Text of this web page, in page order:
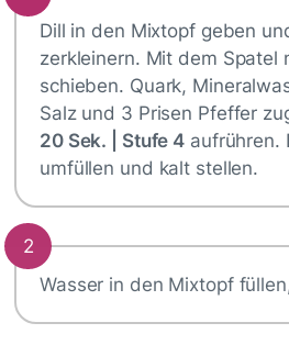
Dill in den Mixtopf geben
zerkleinern. Mit dem Spatel
schieben. Quark,
Salz und 3 Prisen Pfeffer
20 Sek. | Stufe 4 aufrühren.
umfüllen und kalt stellen.
2
Wasser in den Mixtopf